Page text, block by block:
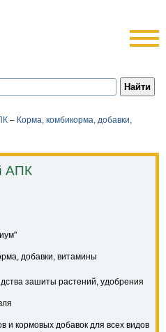
– Корма, комбикорма, добавки,
АПК
добавки, витамины
зашиты растений, удобрения
и кормовых добавок для всех видов